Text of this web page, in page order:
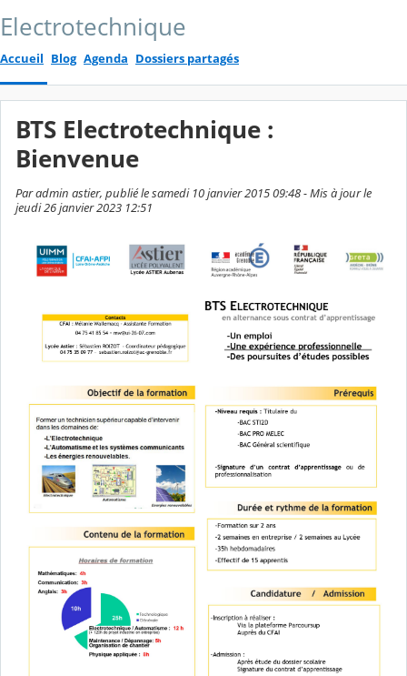
Electrotechnique
Accueil Blog Agenda Dossiers partagés
BTS Electrotechnique :
Bienvenue
Par admin astier, publié le samedi 10 janvier 2015 09:48 - Mis à jour le
jeudi 26 janvier 2023 12:51